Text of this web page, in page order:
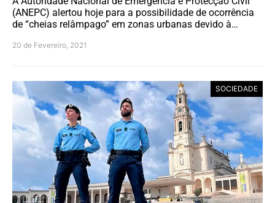
(ANEPC) alertou hoje para a possibilidade de ocorrência
de “cheias relâmpago” em zonas urbanas devido à…
20 de Fevereiro, 2021
SOCIEDADE